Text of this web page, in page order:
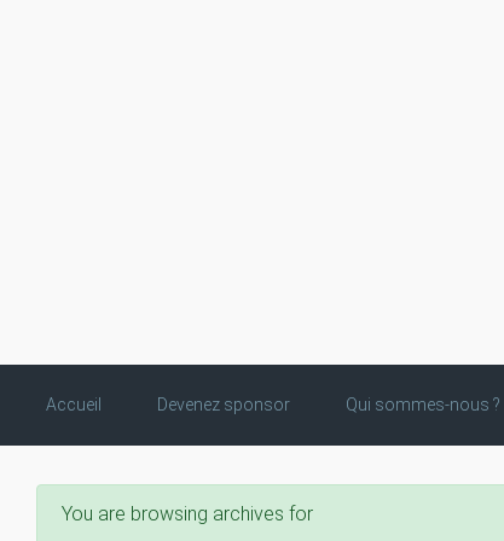
Accueil Devenez sponsor Qui sommes-nous ?
You are browsing archives for